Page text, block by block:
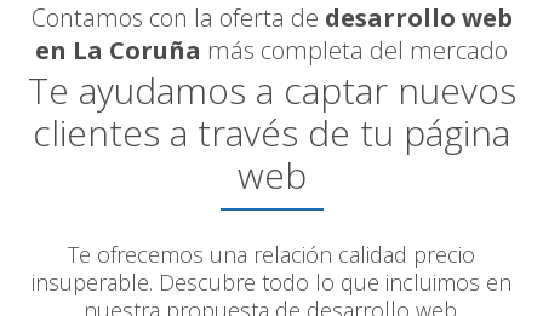
Contamos con la oferta de desarrollo web
en La Coruña más completa del mercado
Te ayudamos a captar nuevos
clientes a través de tu página
web
Te ofrecemos una relación calidad precio
insuperable. Descubre todo lo que incluimos en